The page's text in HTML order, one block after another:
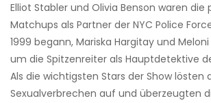
Elliot Stabler und Olivia Benson waren die
Matchups als Partner der NYC Police
1999 begann, Mariska Hargitay und
um die Spitzenreiter als Hauptdetektive
Als die wichtigsten Stars der Show lösten
Sexualverbrechen auf und überzeugten